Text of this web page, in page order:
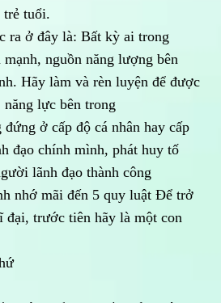
trẻ tuổi.
ở đây là: Bất kỳ ai trong
nguồn năng lượng bên
Hãy làm và rèn luyện để được
lực bên trong
ở cấp độ cá nhân hay cấp
đạo chính mình, phát huy tố
lãnh đạo thành công
nhớ mãi đến 5 quy luật Để trở
đại, trước tiên hãy là một con